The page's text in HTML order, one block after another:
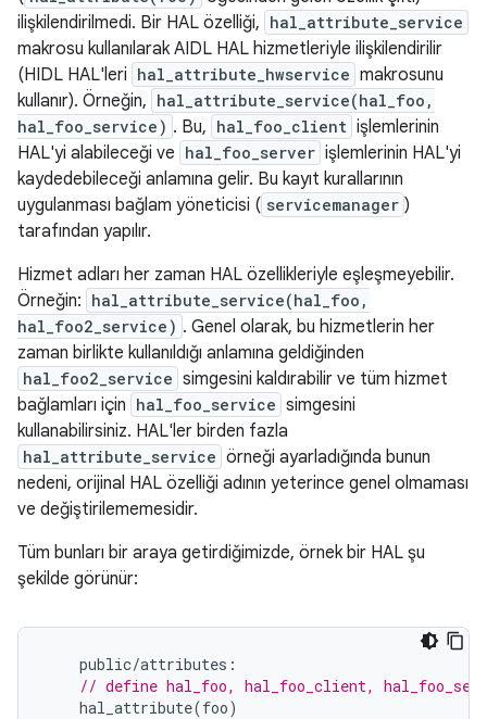
ilişkilendirilmedi. Bir HAL özelliği, hal_attribute_service
makrosu kullanılarak AIDL HAL hizmetleriyle ilişkilendirilir
(HIDL HAL'leri hal_attribute_hwservice makrosunu
kullanır). Örneğin, hal_attribute_service(hal_foo,
hal_foo_service) . Bu, hal_foo_client işlemlerinin
HAL'yi alabileceği ve hal_foo_server işlemlerinin HAL'yi
kaydedebileceği anlamına gelir. Bu kayıt kurallarının
uygulanması bağlam yöneticisi ( servicemanager )
tarafından yapılır.
Hizmet adları her zaman HAL özellikleriyle eşleşmeyebilir.
Örneğin: hal_attribute_service(hal_foo,
hal_foo2_service) . Genel olarak, bu hizmetlerin her
zaman birlikte kullanıldığı anlamına geldiğinden
hal_foo2_service simgesini kaldırabilir ve tüm hizmet
bağlamları için hal_foo_service simgesini
kullanabilirsiniz. HAL'ler birden fazla
hal_attribute_service örneği ayarladığında bunun
nedeni, orijinal HAL özelliği adının yeterince genel olmaması
ve değiştirilememesidir.
Tüm bunları bir araya getirdiğimizde, örnek bir HAL şu
şekilde görünür:
public/attributes :
// define hal_foo, hal_foo_client,
hal_attribute(foo)